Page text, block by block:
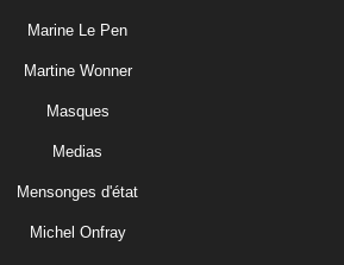
Marine Le Pen
Martine Wonner
Masques
Medias
Mensonges d'état
Michel Onfray